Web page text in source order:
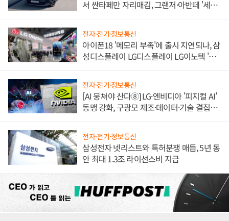
서 싼타페만 자리매김, 그랜저·아반떼 '세단
전자·전기·정보통신
아이폰18 '메모리 부족'에 출시 지연되나, 삼
성디스플레이 LG디스플레이 LG이노텍 '탈
전자·전기·정보통신
[AI 뭉쳐야 산다⑧] LG·엔비디아 '피지컬 AI'
동맹 강화, 구광모 제조·데이터·기술 결집
전자·전기·정보통신
삼성전자 넷리스트와 특허분쟁 매듭, 5년 동
안 최대 1.3조 라이선스비 지급